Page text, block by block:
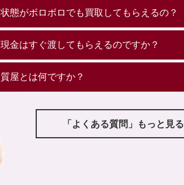
状態がボロボロでも買取してもらえるの？
現金はすぐ渡してもらえるのですか？
質屋とは何ですか？
「よくある質問」もっと見る